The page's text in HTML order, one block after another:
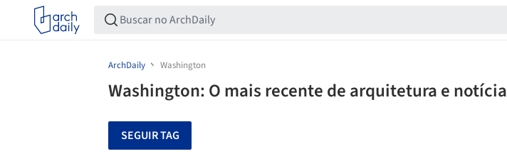
ArchDaily Washington
Washington: O mais recente de arquitetura e notícia
SEGUIR TAG